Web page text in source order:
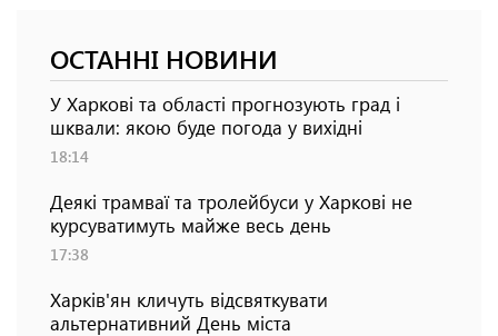
ОСТАННІ НОВИНИ
У Харкові та області прогнозують град і
шквали: якою буде погода у вихідні
18:14
Деякі трамваї та тролейбуси у Харкові не
курсуватимуть майже весь день
17:38
Харків'ян кличуть відсвяткувати
альтернативний День міста